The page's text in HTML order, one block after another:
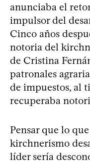
anunciaba el
impulsor del
Cinco años
notoria del
de Cristina
patronales
de impuestos, al
recuperaba
Pensar que lo
kirchnerismo
líder sería